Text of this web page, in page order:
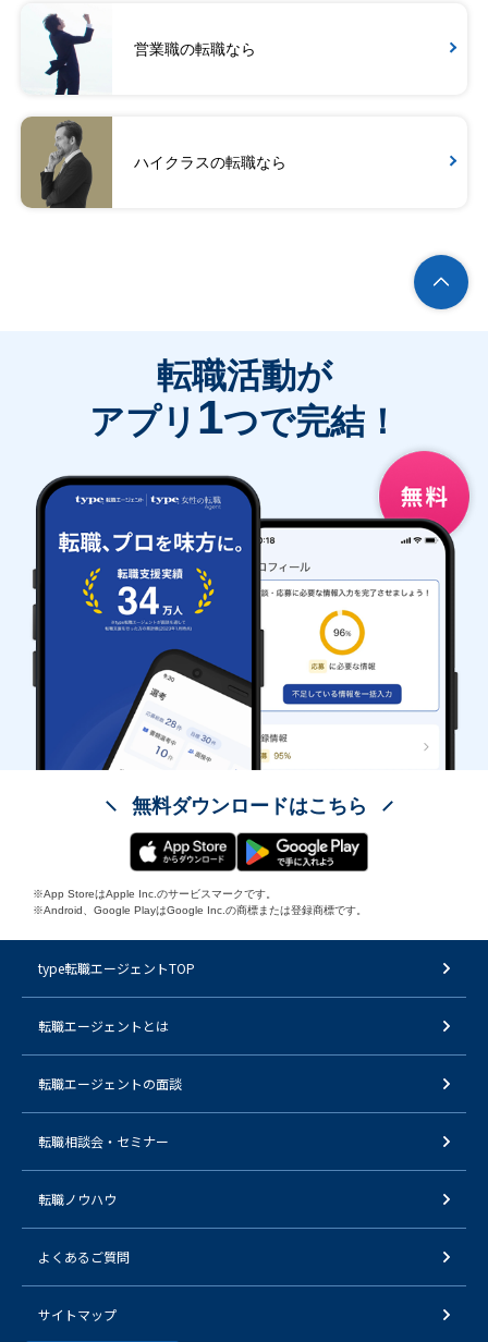
営業職の転職なら
ハイクラスの転職なら
転職活動が
アプリ 1つで完結！
無料ダウンロードはこちら
※App StoreはApple Inc.のサービスマークです。
※Android、Google PlayはGoogle Inc.の商標または登録商標です。
type転職エージェントTOP
転職エージェントとは
転職エージェントの面談
転職相談会・セミナー
転職ノウハウ
よくあるご質問
サイトマップ